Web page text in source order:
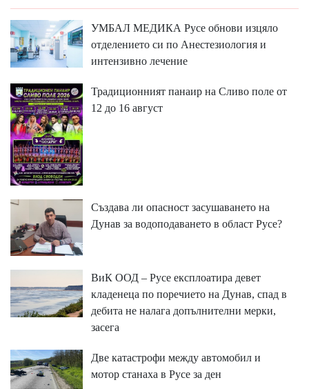
УМБАЛ МЕДИКА Русе обнови изцяло
отделението си по Анестезиология и
интензивно лечение
Традиционният панаир на Сливо поле от
12 до 16 август
Създава ли опасност засушаването на
Дунав за водоподаването в област Русе?
ВиК ООД – Русе експлоатира девет
кладенеца по поречието на Дунав, спад в
дебита не налага допълнителни мерки,
засега
Две катастрофи между автомобил и
мотор станаха в Русе за ден